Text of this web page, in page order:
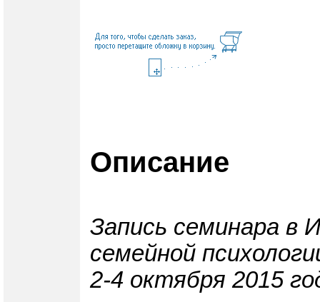
Описание
Запись семинара в
семейной
2-4 октября 2015